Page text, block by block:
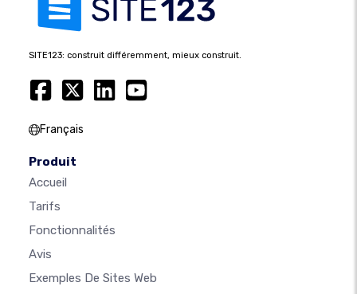
SITE123: construit différemment, mieux construit.
Français
Produit
Accueil
Tarifs
Fonctionnalités
Avis
Exemples De Sites Web